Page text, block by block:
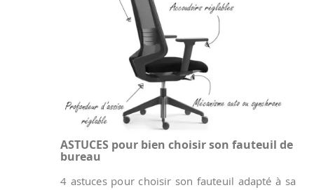
ASTUCES pour bien choisir son fauteuil de
bureau
4 astuces pour choisir son fauteuil adapté à sa